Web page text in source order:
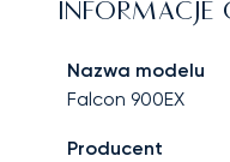
INFORMACJE
Nazwa modelu
Falcon 900EX
Producent